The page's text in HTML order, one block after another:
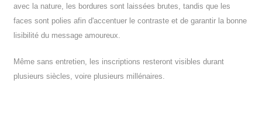
avec la nature, les bordures sont laissées brutes, tandis que les
faces sont polies afin d'accentuer le contraste et de garantir la bonne
lisibilité du message amoureux.
Même sans entretien, les inscriptions resteront visibles durant
plusieurs siècles, voire plusieurs millénaires.